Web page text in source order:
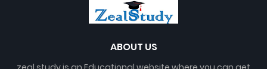
ABOUT US